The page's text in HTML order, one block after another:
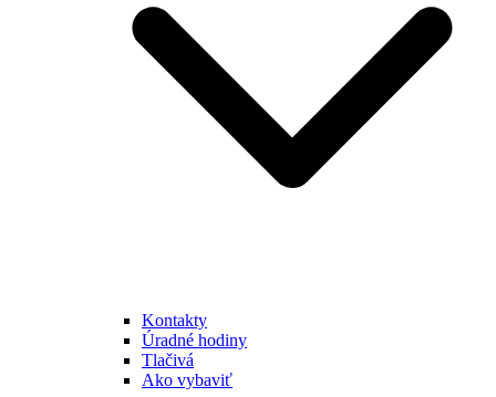
Kontakty
Úradné hodiny
Tlačivá
Ako vybaviť